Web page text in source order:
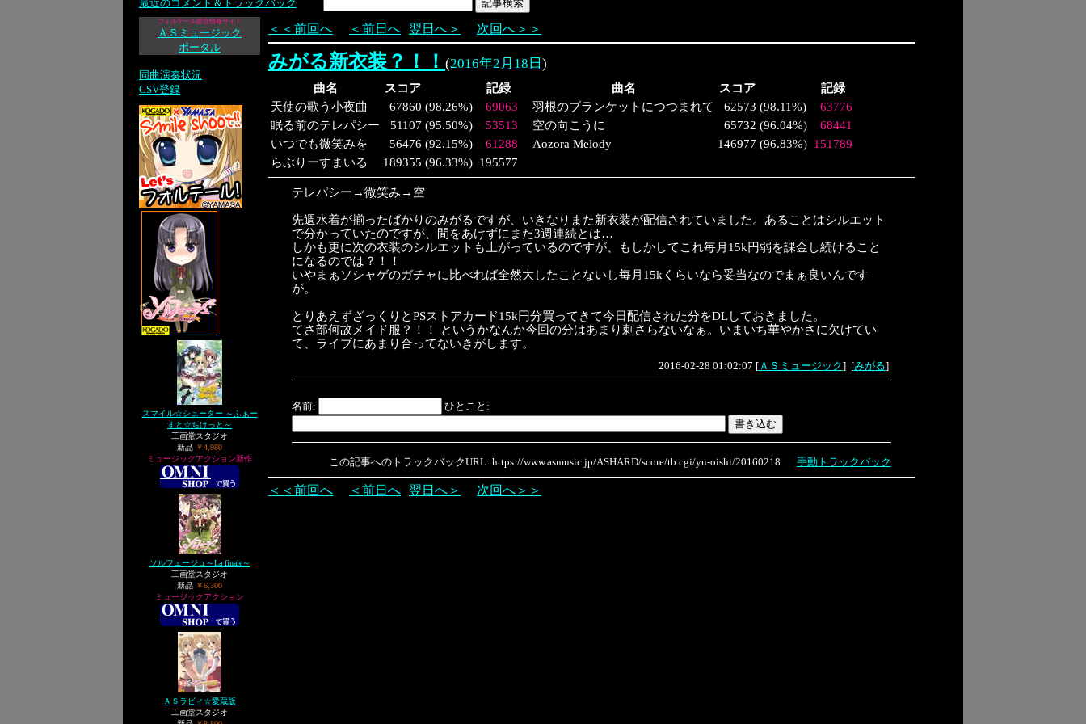
最近のコメント＆トラックバック
フォルテール総合情報サイト
ＡＳミュージック
ポータル
同曲演奏状況
CSV登録
スマイル☆シューター ～ふぁー
すと☆ちけっと～
工画堂スタジオ
新品 ￥4,980
ミュージックアクション新作
ソルフェージュ～La finale～
工画堂スタジオ
新品 ￥6,300
ミュージックアクション
ＡＳラビィ☆愛蔵版
工画堂スタジオ
＜＜前回へ ＜前日へ 翌日へ＞ 次回へ＞＞
みがる新衣装？！！ (2016年2月18日 )
曲名 スコア 記録 曲名 スコア
記録
天使の歌う小夜曲
67860 (98.26%) 69063 羽根のブランケットにつつまれて 62573 (98.11%)
63776
眠る前のテレパシー
51107 (95.50%) 53513 空の向こうに 65732 (96.04%)
68441
いつでも微笑みを
56476 (92.15%) 61288 Aozora Melody 146977 (96.83%) 151789
らぶりーすまいる
189355 (96.33%) 195577
テレパシー→微笑み→空
先週水着が揃ったばかりのみがるですが、いきなりまた新衣装が配信されていました。あることはシルエット
で分かっていたのですが、間をあけずにまた3週連続とは…
しかも更に次の衣装のシルエットも上がっているのですが、もしかしてこれ毎月15k円弱を課金し続けること
になるのでは？！！
いやまぁソシャゲのガチャに比べれば全然大したことないし毎月15kくらいなら妥当なのでまぁ良いんです
が。
とりあえずざっくりとPSストアカード15k円分買ってきて今日配信された分をDLしておきました。
てさ部何故メイド服？！！ というかなんか今回の分はあまり刺さらないなぁ。いまいち華やかさに欠けてい
て、ライブにあまり合ってないきがします。
2016-02-28 01:02:07 [ＡＳミュージック] [みがる]
名前: ひとこと:
この記事へのトラックバックURL: https://www.asmusic.jp/ASHARD/score/tb.cgi/yu-oishi/20160218 手動トラックバック
＜＜前回へ ＜前日へ 翌日へ＞ 次回へ＞＞